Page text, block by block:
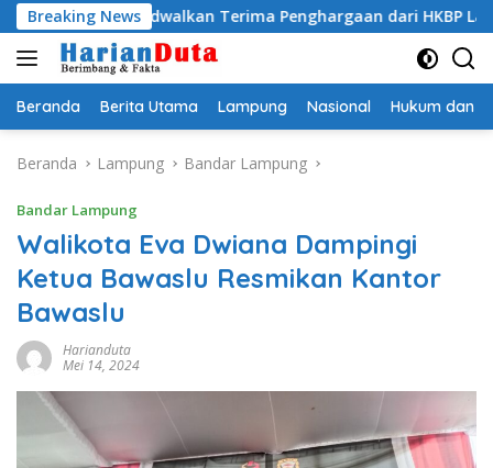
Langsung
ke
konten
Breaking NewsTerima Penghargaan dari HKBP Lampung
Beranda Berita Utama Lampung Nasional Hukum dan
Beranda Lampung Bandar Lampung
Bandar Lampung
Walikota Eva Dwiana Dampingi
Ketua Bawaslu Resmikan Kantor
Bawaslu
Harianduta
Mei 14, 2024